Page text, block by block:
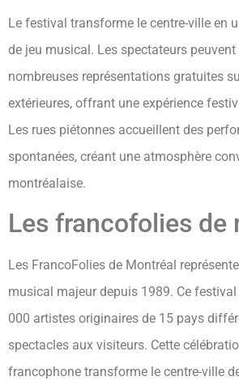
Le festival transforme le centre-ville en
de jeu musical. Les spectateurs
nombreuses représentations gratuites
extérieures, offrant une expérience
Les rues piétonnes accueillent des
spontanées, créant une atmosphère
montréalaise.
Les francofolies de
Les FrancoFolies de Montréal
musical majeur depuis 1989. Ce festival
000 artistes originaires de 15 pays
spectacles aux visiteurs. Cette
francophone transforme le centre-ville